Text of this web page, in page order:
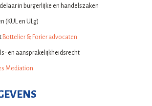
in burgerlijke en handelszaken
(KUL en ULg)
Bottelier & Forier advocaten
en aansprakelijkheidsrecht
Mediation